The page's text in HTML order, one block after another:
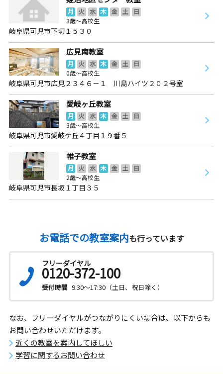
月 火 水 木 金 土
日
3歳～高校生
岐阜県可児市下切１５３０
広見南教室
月 火 水 木 金 土
日
0歳～高校生
岐阜県可児市広見２３４６－１ 川島ハイツ２０２号室
愛岐ヶ丘教室
月 火 水 木 金 土
日
3歳～高校生
岐阜県可児市愛岐ケ丘４丁目１９番５
帷子教室
月 火 水 木 金 土
日
2歳～高校生
岐阜県可児市長坂１丁目３５
お電話での教室案内も行っています
フリーダイヤル
0120-372-100
受付時間 9:30～17:30（土日、祝日除く）
なお、フリーダイヤルがつながりにくい場合は、以下からも
お問い合わせいただけます。
近くの教室を案内してほしい
学習に関するお問い合わせ